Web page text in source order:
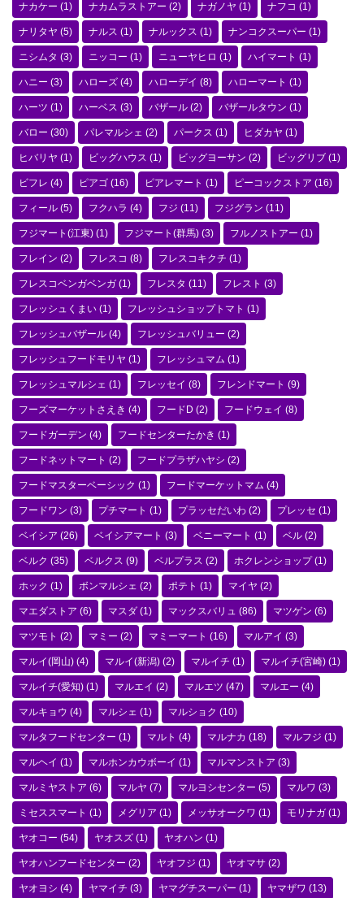
ナカケー (1) ナカムラストアー (2) ナガノヤ (1) ナフコ (1)
ナリタヤ (5) ナルス (1) ナルックス (1) ナンコクスーパー (1)
ニシムタ (3) ニッコー (1) ニューヤヒロ (1) ハイマート (1)
ハニー (3) ハローズ (4) ハローデイ (8) ハローマート (1)
ハーツ (1) ハーベス (3) バザール (2) バザールタウン (1)
バロー (30) パレマルシェ (2) パークス (1) ヒダカヤ (1)
ヒバリヤ (1) ビッグハウス (1) ビッグヨーサン (2) ビッグリブ (1)
ビフレ (4) ピアゴ (16) ピアレマート (1) ピーコックストア (16)
フィール (5) フクハラ (4) フジ (11) フジグラン (11)
フジマート(江東) (1) フジマート(群馬) (3) フルノストアー (1)
フレイン (2) フレスコ (8) フレスコキクチ (1)
フレスコベンガベンガ (1) フレスタ (11) フレスト (3)
フレッシュくまい (1) フレッシュショップトマト (1)
フレッシュバザール (4) フレッシュバリュー (2)
フレッシュフードモリヤ (1) フレッシュマム (1)
フレッシュマルシェ (1) フレッセイ (8) フレンドマート (9)
フーズマーケットさえき (4) フードD (2) フードウェイ (8)
フードガーデン (4) フードセンターたかき (1)
フードネットマート (2) フードプラザハヤシ (2)
フードマスターベーシック (1) フードマーケットマム (4)
フードワン (3) プチマート (1) プラッセだいわ (2) プレッセ (1)
ベイシア (26) ベイシアマート (3) ベニーマート (1) ベル (2)
ベルク (35) ベルクス (9) ベルプラス (2) ホクレンショップ(1)
ホック (1) ボンマルシェ (2) ポテト (1) マイヤ (2)
マエダストア (6) マスダ (1) マックスバリュ (86) マツゲン (6)
マツモト (2) マミー (2) マミーマート (16) マルアイ (3)
マルイ(岡山) (4) マルイ(新潟) (2) マルイチ (1) マルイチ(宮崎) (1)
マルイチ(愛知) (1) マルエイ (2) マルエツ (47) マルエー (4)
マルキョウ (4) マルシェ (1) マルショク (10)
マルタフードセンター (1) マルト (4) マルナカ (18) マルフジ (1)
マルヘイ (1) マルホンカウボーイ (1) マルマンストア (3)
マルミヤストア (6) マルヤ (7) マルヨシセンター (5) マルワ (3)
ミセススマート (1) メグリア (1) メッサオークワ (1) モリナガ (1)
ヤオコー (54) ヤオスズ (1) ヤオハン (1)
ヤオハンフードセンター (2) ヤオフジ (1) ヤオマサ (2)
ヤオヨシ (4) ヤマイチ (3) ヤマグチスーパー (1) ヤマザワ (13)